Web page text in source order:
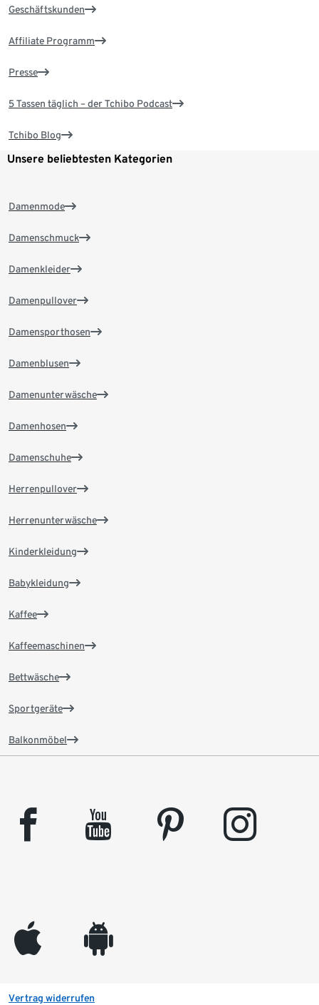
Geschäftskunden
Affiliate Programm
Presse
5 Tassen täglich – der Tchibo Podcast
Tchibo Blog
Unsere beliebtesten Kategorien
Damenmode
Damenschmuck
Damenkleider
Damenpullover
Damensporthosen
Damenblusen
Damenunterwäsche
Damenhosen
Damenschuhe
Herrenpullover
Herrenunterwäsche
Kinderkleidung
Babykleidung
Kaffee
Kaffeemaschinen
Bettwäsche
Sportgeräte
Balkonmöbel
facebook youtube pinterest instagram
appleinc android
Vertrag widerrufen